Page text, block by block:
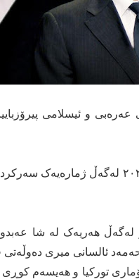
و ئیسلامی
سەرۆک کۆمار د. بەرهەم ساڵح، ئەمڕۆ هەینی
لەگەڵ هەریەک لە شا
ئالسانی میری
تورکیا و هەیسەم کوڕی